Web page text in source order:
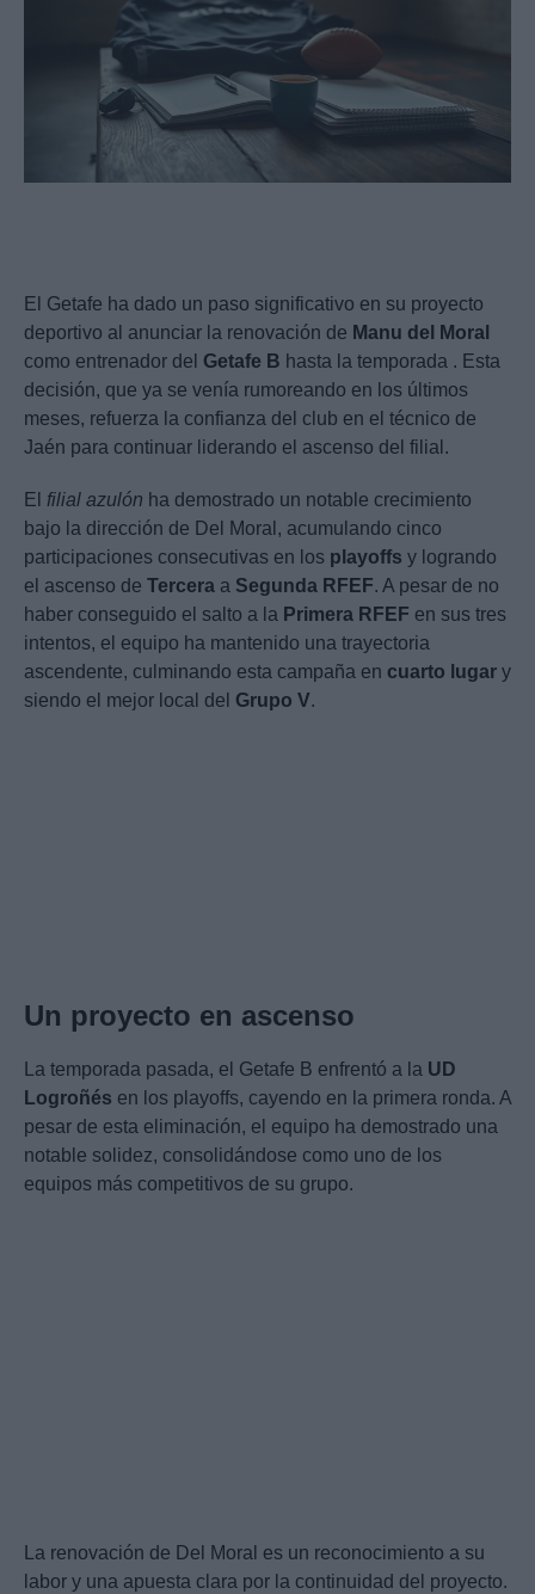
El Getafe ha dado un paso significativo en su proyecto
deportivo al anunciar la renovación de Manu del Moral
como entrenador del Getafe B hasta la temporada . Esta
decisión, que ya se venía rumoreando en los últimos
meses, refuerza la confianza del club en el técnico de
Jaén para continuar liderando el ascenso del filial.
El filial azulón ha demostrado un notable crecimiento
bajo la dirección de Del Moral, acumulando cinco
participaciones consecutivas en los playoffs y logrando
el ascenso de Tercera a Segunda RFEF. A pesar de no
haber conseguido el salto a la Primera RFEF en sus tres
intentos, el equipo ha mantenido una trayectoria
ascendente, culminando esta campaña en cuarto lugar y
siendo el mejor local del Grupo V.
Un proyecto en ascenso
La temporada pasada, el Getafe B enfrentó a la UD
Logroñés en los playoffs, cayendo en la primera ronda. A
pesar de esta eliminación, el equipo ha demostrado una
notable solidez, consolidándose como uno de los
equipos más competitivos de su grupo.
La renovación de Del Moral es un reconocimiento a su
labor y una apuesta clara por la continuidad del proyecto.